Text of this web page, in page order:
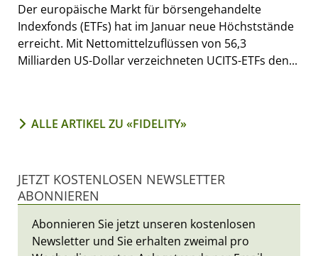
Der europäische Markt für börsengehandelte
Indexfonds (ETFs) hat im Januar neue Höchststände
erreicht. Mit Nettomittelzuflüssen von 56,3
Milliarden US-Dollar verzeichneten UCITS-ETFs den...
ALLE ARTIKEL ZU «FIDELITY»
JETZT KOSTENLOSEN NEWSLETTER
ABONNIEREN
Abonnieren Sie jetzt unseren kostenlosen
Newsletter und Sie erhalten zweimal pro